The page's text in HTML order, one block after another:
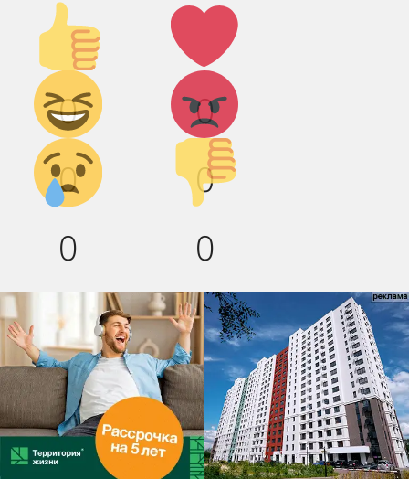
Палец
вверх!
0
Лайк!
0
Дикий
смех!
0
Агрессия!
0
Грусть :(
0
Палец
вниз!
0